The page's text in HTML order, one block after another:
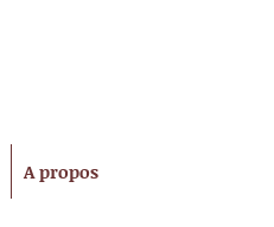
A propos